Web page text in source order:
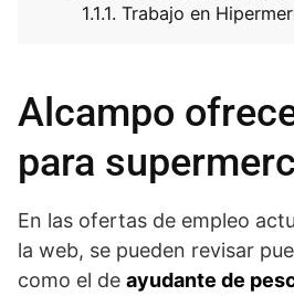
Trabajo en
Alcampo
para
En las ofertas de empleo
la web, se pueden revisar
como el de ayudante de